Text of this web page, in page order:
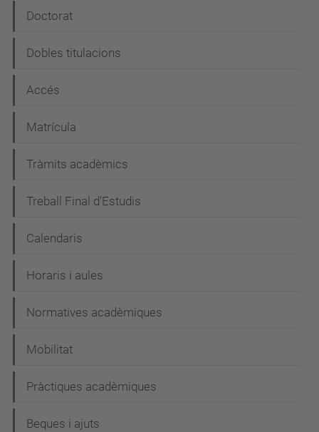
Doctorat
Dobles titulacions
Accés
Matrícula
Tràmits acadèmics
Treball Final d'Estudis
Calendaris
Horaris i aules
Normatives acadèmiques
Mobilitat
Pràctiques acadèmiques
Beques i ajuts